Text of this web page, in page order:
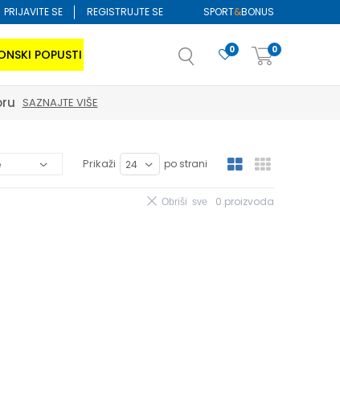
SPORT&BONUS
PRIJAVITE SE REGISTRUJTE SE
POPUSTI 0
0
SAZNAJTE VIŠE
Prikaži po strani
0 proizvoda
Obriši sve